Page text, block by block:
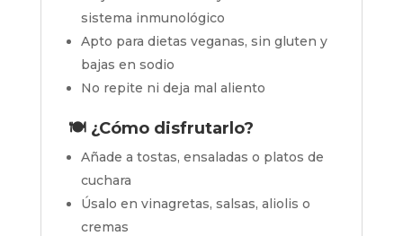
sistema inmunológico
Apto para dietas veganas, sin gluten y
bajas en sodio
No repite ni deja mal aliento
🍽️ ¿Cómo disfrutarlo?
Añade a tostas, ensaladas o platos de
cuchara
Úsalo en vinagretas, salsas, aliolis o
cremas